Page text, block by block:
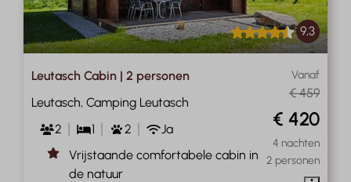
9,3
Vanaf
€ 459
€ 420
4 nachten
2 personen
Leutasch Cabin | 2 personen
Leutasch, Camping Leutasch
2
1 2
Ja
Vrijstaande comfortabele cabin in
de natuur